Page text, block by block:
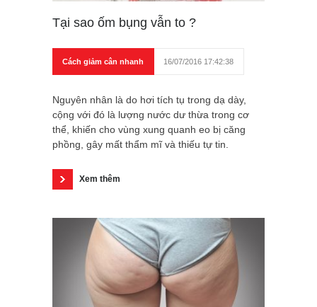
Tại sao ốm bụng vẫn to ?
Cách giảm cân nhanh 16/07/2016 17:42:38
Nguyên nhân là do hơi tích tụ trong dạ dày,
cộng với đó là lượng nước dư thừa trong cơ
thể, khiến cho vùng xung quanh eo bị căng
phồng, gây mất thẩm mĩ và thiếu tự tin.
Xem thêm